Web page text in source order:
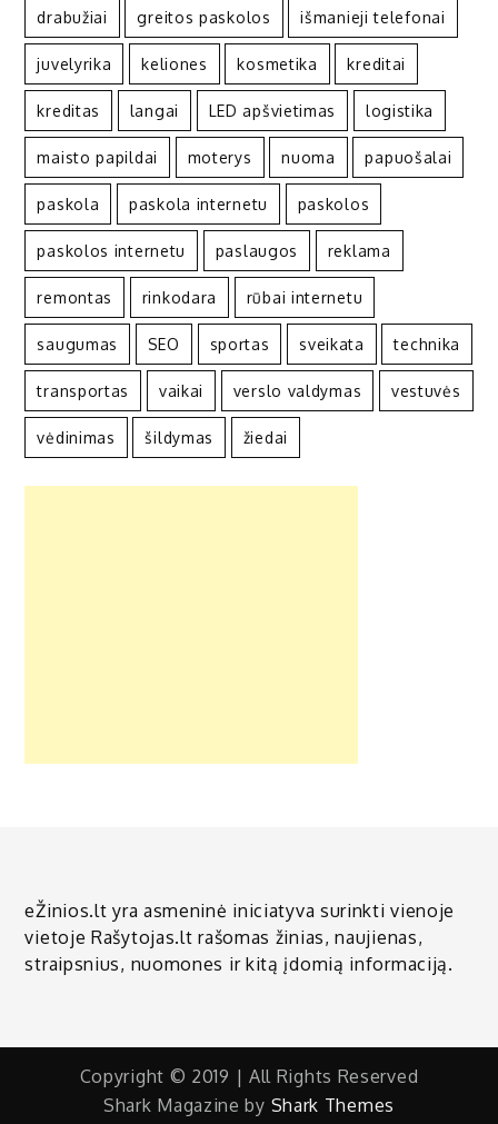
drabužiai greitos paskolos išmanieji telefonai
juvelyrika keliones kosmetika kreditai
kreditas langai LED apšvietimas logistika
maisto papildai moterys nuoma papuošalai
paskola paskola internetu paskolos
paskolos internetu paslaugos reklama
remontas rinkodara rūbai internetu
saugumas SEO sportas sveikata technika
transportas vaikai verslo valdymas vestuvės
vėdinimas šildymas žiedai
eŽinios.lt yra asmeninė iniciatyva surinkti vienoje
vietoje Rašytojas.lt rašomas žinias, naujienas,
straipsnius, nuomones ir kitą įdomią informaciją.
Copyright © 2019 | All Rights Reserved
Shark Magazine by Shark Themes